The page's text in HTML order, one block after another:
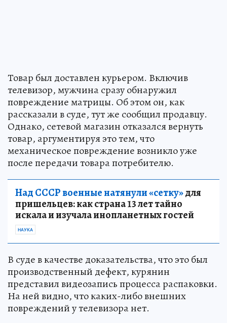
Товар был доставлен курьером. Включив
телевизор, мужчина сразу обнаружил
повреждение матрицы. Об этом он, как
рассказали в суде, тут же сообщил продавцу.
Однако, сетевой магазин отказался вернуть
товар, аргументируя это тем, что
механическое повреждение возникло уже
после передачи товара потребителю.
Над СССР военные натянули «сетку»для
пришельцев: как страна 13 лет тайно
искала и изучала инопланетных гостей
НАУКА
В суде в качестве доказательства, что это был
производственный дефект, курянин
представил видеозапись процесса распаковки.
На ней видно, что каких-либо внешних
повреждений у телевизора нет.